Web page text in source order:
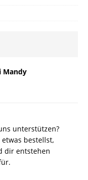
Mandy
unterstützen?
etwas bestellst,
dir entstehen